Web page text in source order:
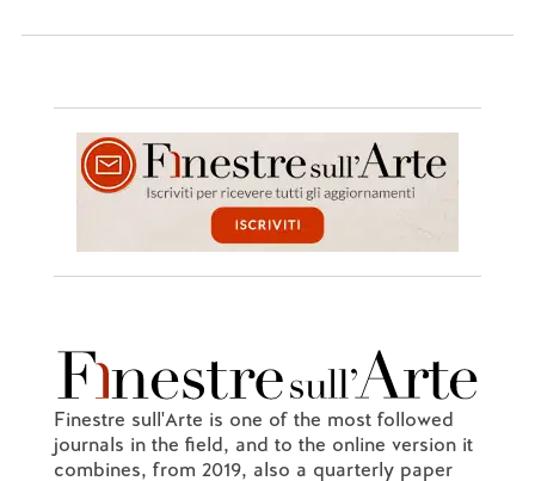
Finestre sull'Arte is one of the most followed
journals in the field, and to the online version it
combines, from 2019, also a quarterly paper